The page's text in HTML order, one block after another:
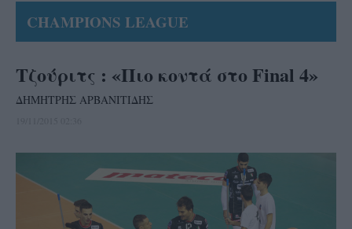
CHAMPIONS LEAGUE
Τζούριτς : «Πιο κοντά στο Final 4»
ΔΗΜΗΤΡΗΣ ΑΡΒΑΝΙΤΙΔΗΣ